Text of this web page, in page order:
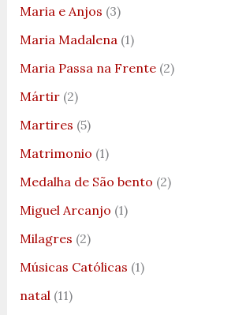
Maria e Anjos (3)
Maria Madalena(1)
Maria Passa na Frente(2)
Mártir(2)
Martires (5)
Matrimonio (1)
Medalha de São bento (2)
Miguel Arcanjo (1)
Milagres (2)
Músicas Católicas (1)
natal(11)